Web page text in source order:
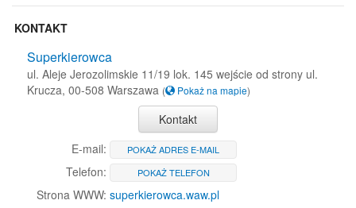
KONTAKT
Superkierowca
ul. Aleje Jerozolimskie 11/19 lok. 145 wejście od strony ul.
Krucza, 00-508 Warszawa ( Pokaż na mapie)
Kontakt
E-mail:
POKAŻ ADRES E-MAIL
Telefon: POKAŻ TELEFON
Strona WWW: superkierowca.waw.pl